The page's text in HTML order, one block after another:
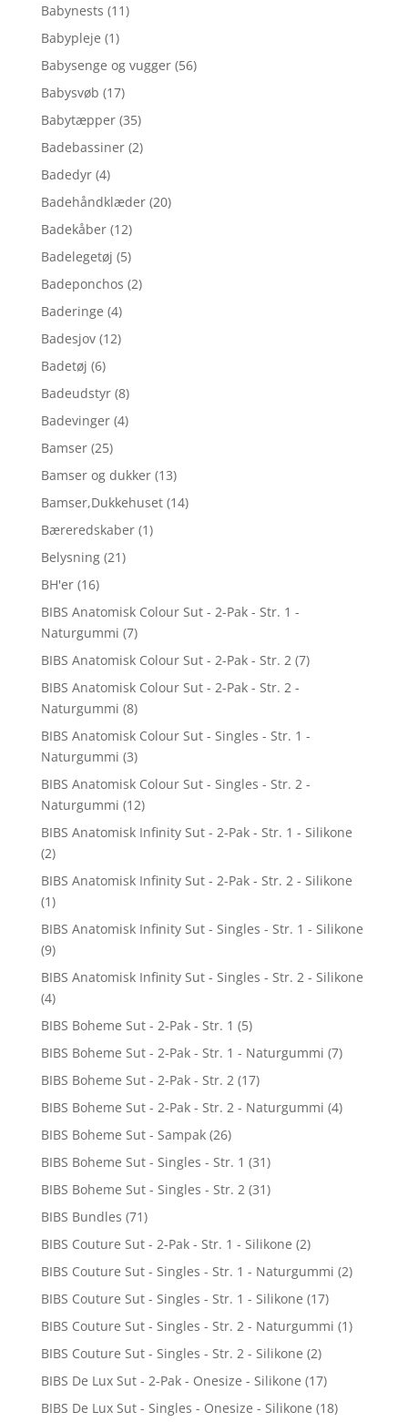
Babynests (11)
Babypleje (1)
Babysenge og vugger (56)
Babysvøb (17)
Babytæpper (35)
Badebassiner (2)
Badedyr (4)
Badehåndklæder (20)
Badekåber (12)
Badelegetøj (5)
Badeponchos (2)
Baderinge (4)
Badesjov (12)
Badetøj (6)
Badeudstyr (8)
Badevinger (4)
Bamser (25)
Bamser og dukker (13)
Bamser,Dukkehuset (14)
Bæreredskaber (1)
Belysning (21)
BH'er (16)
BIBS Anatomisk Colour Sut - 2-Pak - Str. 1 -
Naturgummi (7)
BIBS Anatomisk Colour Sut - 2-Pak - Str. 2 (7)
BIBS Anatomisk Colour Sut - 2-Pak - Str. 2 -
Naturgummi (8)
BIBS Anatomisk Colour Sut - Singles - Str. 1 -
Naturgummi (3)
BIBS Anatomisk Colour Sut - Singles - Str. 2 -
Naturgummi (12)
BIBS Anatomisk Infinity Sut - 2-Pak - Str. 1 - Silikone
(2)
BIBS Anatomisk Infinity Sut - 2-Pak - Str. 2 - Silikone
(1)
BIBS Anatomisk Infinity Sut - Singles - Str. 1 - Silikone
(9)
BIBS Anatomisk Infinity Sut - Singles - Str. 2 - Silikone
(4)
BIBS Boheme Sut - 2-Pak - Str. 1 (5)
BIBS Boheme Sut - 2-Pak - Str. 1 - Naturgummi (7)
BIBS Boheme Sut - 2-Pak - Str. 2 (17)
BIBS Boheme Sut - 2-Pak - Str. 2 - Naturgummi (4)
BIBS Boheme Sut - Sampak (26)
BIBS Boheme Sut - Singles - Str. 1 (31)
BIBS Boheme Sut - Singles - Str. 2 (31)
BIBS Bundles (71)
BIBS Couture Sut - 2-Pak - Str. 1 - Silikone (2)
BIBS Couture Sut - Singles - Str. 1 - Naturgummi (2)
BIBS Couture Sut - Singles - Str. 1 - Silikone (17)
BIBS Couture Sut - Singles - Str. 2 - Naturgummi (1)
BIBS Couture Sut - Singles - Str. 2 - Silikone (2)
BIBS De Lux Sut - 2-Pak - Onesize - Silikone (17)
BIBS De Lux Sut - Singles - Onesize - Silikone (18)